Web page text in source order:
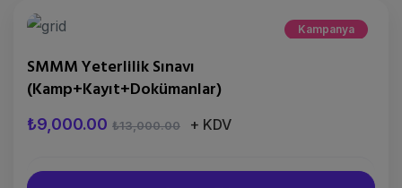
Kampanya
SMMM Yeterlilik Sınavı
(Kamp+Kayıt+Dokümanlar)
₺9,000.00 ₺13,000.00 + KDV